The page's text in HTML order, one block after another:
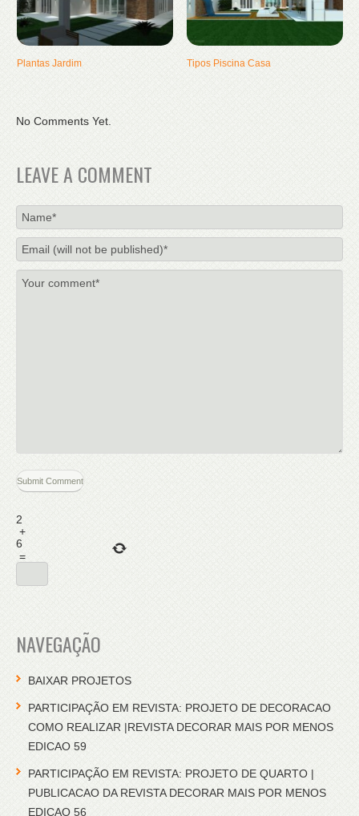
Plantas Jardim Tipos Piscina Casa
No Comments Yet.
LEAVE A COMMENT
2
+
6
=
NAVEGAÇÃO
BAIXAR PROJETOS
PARTICIPAÇÃO EM REVISTA: PROJETO DE DECORACAO
COMO REALIZAR |REVISTA DECORAR MAIS POR MENOS
EDICAO 59
PARTICIPAÇÃO EM REVISTA: PROJETO DE QUARTO |
PUBLICACAO DA REVISTA DECORAR MAIS POR MENOS
EDICAO 56